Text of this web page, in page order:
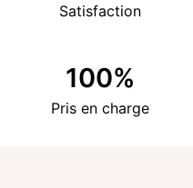
Satisfaction
100%
Pris en charge